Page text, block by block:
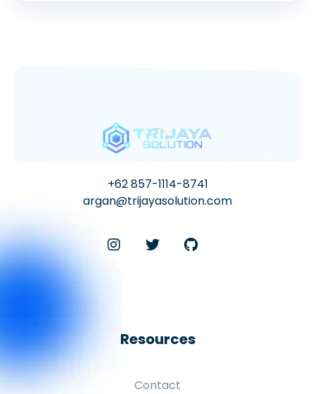
+62 857-1114-8741
argan@trijayasolution.com
Resources
Contact